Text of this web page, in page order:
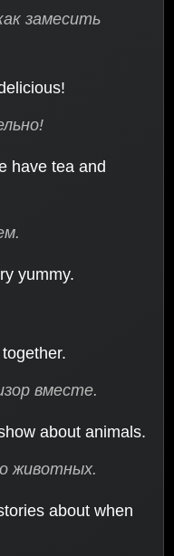
замесить
have tea and
yummy.
вместе.
about animals.
животных.
about when